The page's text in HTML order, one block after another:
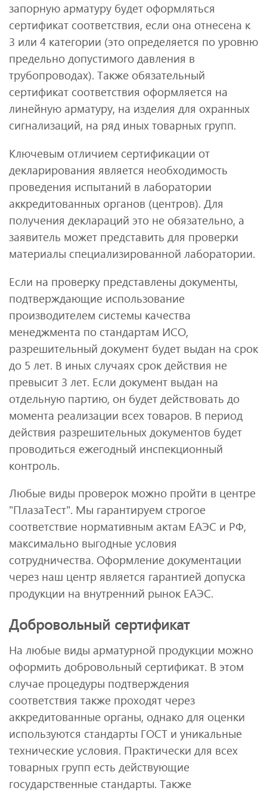
запорную арматуру будет оформляться
сертификат соответствия, если она отнесена к
3 или 4 категории (это определяется по уровню
предельно допустимого давления в
трубопроводах). Также обязательный
сертификат соответствия оформляется на
линейную арматуру, на изделия для охранных
сигнализаций, на ряд иных товарных групп.
Ключевым отличием сертификации от
декларирования является необходимость
проведения испытаний в лаборатории
аккредитованных органов (центров). Для
получения деклараций это не обязательно, а
заявитель может представить для проверки
материалы специализированной лаборатории.
Если на проверку представлены документы,
подтверждающие использование
производителем системы качества
менеджмента по стандартам ИСО,
разрешительный документ будет выдан на срок
до 5 лет. В иных случаях срок действия не
превысит 3 лет. Если документ выдан на
отдельную партию, он будет действовать до
момента реализации всех товаров. В период
действия разрешительных документов будет
проводиться ежегодный инспекционный
контроль.
Любые виды проверок можно пройти в центре
"ПлазаТест". Мы гарантируем строгое
соответствие нормативным актам ЕАЭС и РФ,
максимально выгодные условия
сотрудничества. Оформление документации
через наш центр является гарантией допуска
продукции на внутренний рынок ЕАЭС.
Добровольный сертификат
На любые виды арматурной продукции можно
оформить добровольный сертификат. В этом
случае процедуры подтверждения
соответствия также проходят через
аккредитованные органы, однако для оценки
используются стандарты ГОСТ и уникальные
технические условия. Практически для всех
товарных групп есть действующие
государственные стандарты. Также